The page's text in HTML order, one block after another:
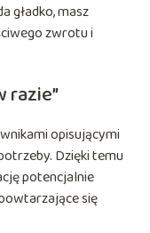
gładko, masz
zwrotu i
razie”
opisującymi
Dzięki temu
potencjalnie
się